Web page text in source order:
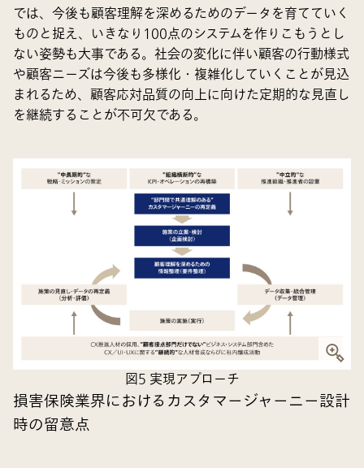
では、今後も顧客理解を深めるためのデータを育てていく
ものと捉え、いきなり100点のシステムを作りこもうとし
ない姿勢も大事である。社会の変化に伴い顧客の行動様式
や顧客ニーズは今後も多様化・複雑化していくことが見込
まれるため、顧客応対品質の向上に向けた定期的な見直し
を継続することが不可欠である。
図5 実現アプローチ
損害保険業界におけるカスタマージャーニー設計
時の留意点